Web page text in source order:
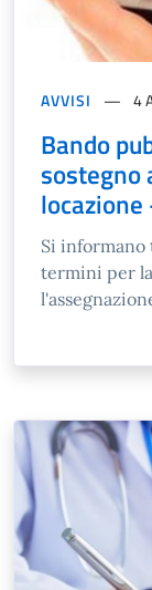
AVVISI 4
Bando
sostegno
Si
termini per